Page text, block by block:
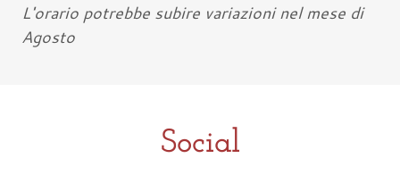
L'orario potrebbe subire variazioni nel mese di
Agosto
Social